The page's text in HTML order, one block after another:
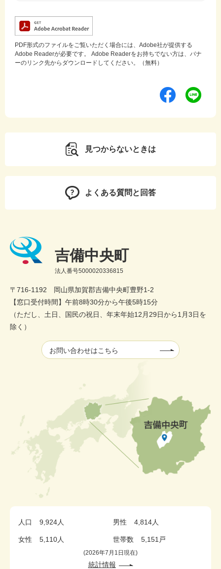
PDF形式のファイルをご覧いただく場合には、Adobe社が提供する
Adobe Readerが必要です。
Adobe Readerをお持ちでない方は、バナ
ーのリンク先からダウンロードしてください。（無料）
見つからないときは
よくある質問と回答
吉備中央町
法人番号5000020336815
〒716-1192 岡山県加賀郡吉備中央町豊野1-2
【窓口受付時間】午前8時30分から午後5時15分
（ただし、土日、国民の祝日、年末年始12月29日から1月3日を
除く）
お問い合わせはこちら
人口 9,924人 男性 4,814人
女性 5,110人 世帯数 5,151戸
2026年7月1日現在
統計情報